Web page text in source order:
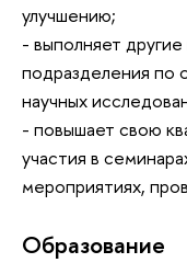
улучшению;
- выполняет
подразделения по
научных
- повышает свою
участия в
мероприятиях,
Oбразование